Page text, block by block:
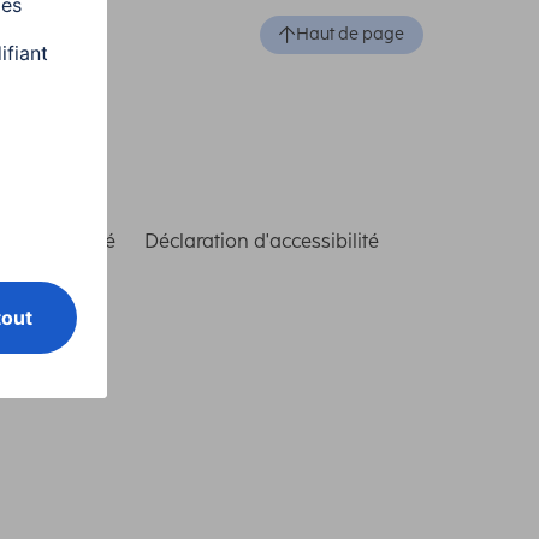
Haut de page
conformité Déclaration d'accessibilité